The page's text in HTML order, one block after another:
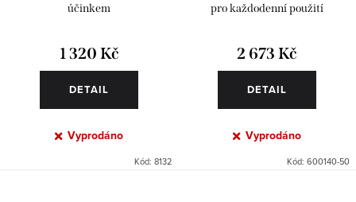
účinkem
1 320 Kč
DETAIL
Vyprodáno
Kód: 8132
pro každodenní použití
2 673 Kč
DETAIL
Vyprodáno
Kód: 600140-50